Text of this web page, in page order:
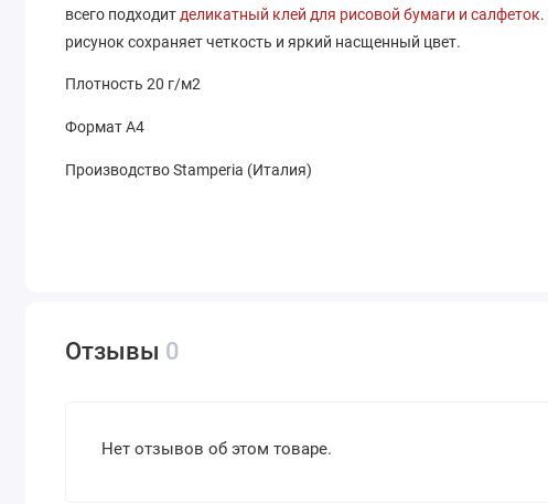
всего подходит деликатный клей для рисовой бумаги и салфеток
рисунок сохраняет четкость и яркий насщенный цвет.
Плотность 20 г/м2
Формат А4
Производство Stamperia (Италия)
Отзывы 0
Нет отзывов об этом товаре.